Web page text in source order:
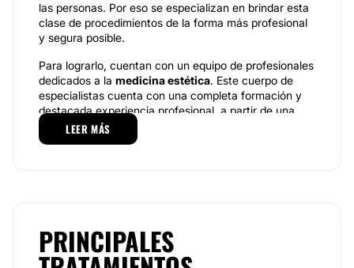
las personas. Por eso se especializan en brindar esta
clase de procedimientos de la forma más profesional
y segura posible.
Para lograrlo, cuentan con un equipo de profesionales
dedicados a la medicina estética. Este cuerpo de
especialistas cuenta con una completa formación y
destacada experiencia profesional, a partir de una
combinación de experiencia y procedimientos
vanguardistas a través de los cuales pueden ofrecer
paciente que visita sus instalaciones. Por este motivo
disponen de un sistema basado en consultas
LEER MÁS
PRINCIPALES